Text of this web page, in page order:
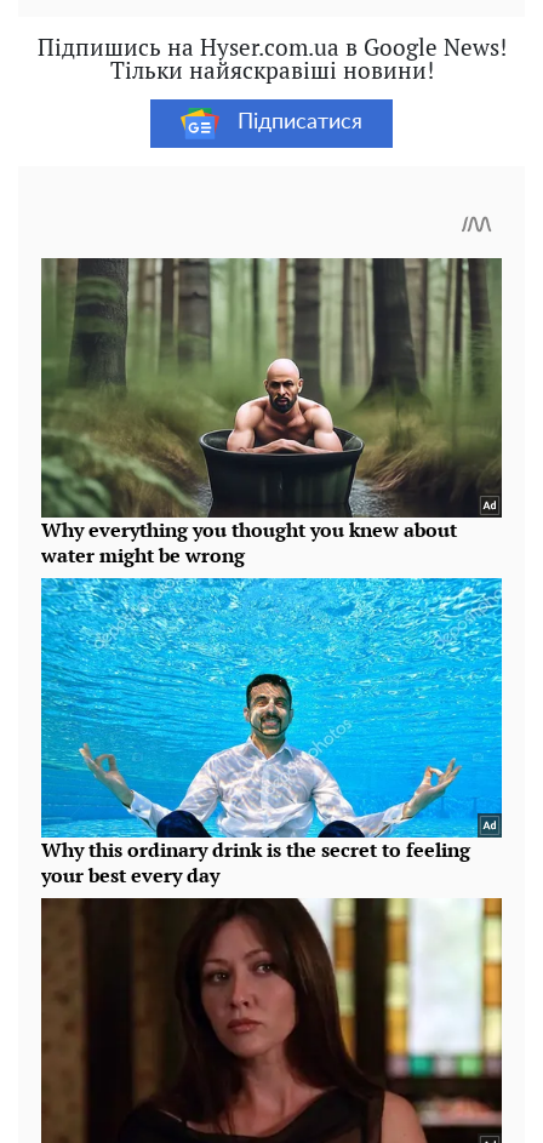
Підпишись на Hyser.com.ua в Google News!
Тільки найяскравіші новини!
Підписатися